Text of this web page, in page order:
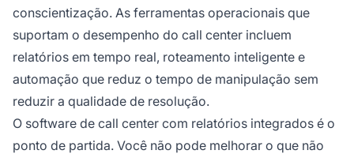
conscientização. As ferramentas operacionais que
suportam o desempenho do call center incluem
relatórios em tempo real, roteamento inteligente e
automação que reduz o tempo de manipulação sem
reduzir a qualidade de resolução.
O software de call center com relatórios integrados é o
ponto de partida. Você não pode melhorar o que não